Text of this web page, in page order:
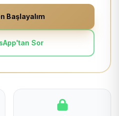
Başlayalım
Sor